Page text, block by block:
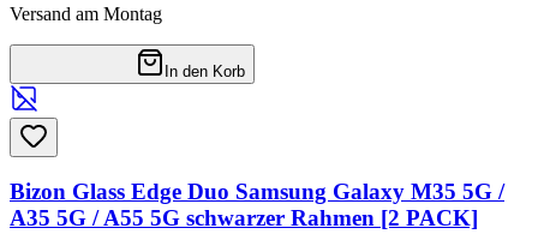
Versand am Montag
In den Korb
Bizon Glass Edge Duo Samsung Galaxy M35 5G /
A35 5G / A55 5G schwarzer Rahmen [2 PACK]